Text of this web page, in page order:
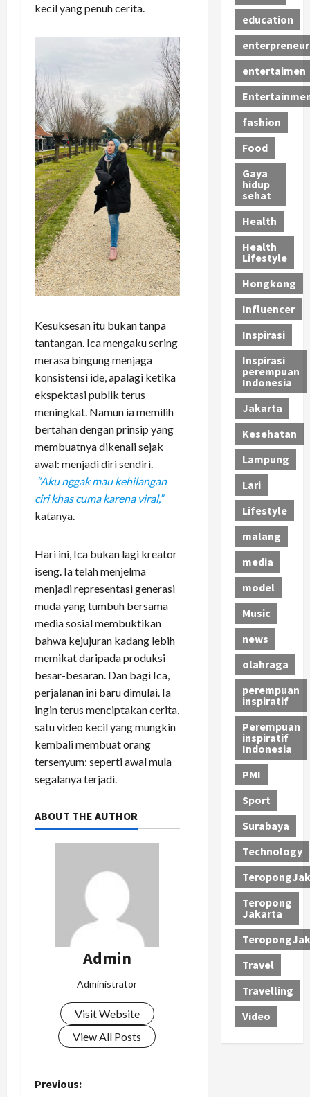
kecil yang penuh cerita.
Kesuksesan itu bukan tanpa
tantangan. Ica mengaku sering
merasa bingung menjaga
konsistensi ide, apalagi ketika
ekspektasi publik terus
meningkat. Namun ia memilih
bertahan dengan prinsip yang
membuatnya dikenali sejak
awal: menjadi diri sendiri.
“Aku nggak mau kehilangan
ciri khas cuma karena viral,”
katanya.
Hari ini, Ica bukan lagi kreator
iseng. Ia telah menjelma
menjadi representasi generasi
muda yang tumbuh bersama
media sosial membuktikan
bahwa kejujuran kadang lebih
memikat daripada produksi
besar-besaran. Dan bagi Ica,
perjalanan ini baru dimulai. Ia
ingin terus menciptakan cerita,
satu video kecil yang mungkin
kembali membuat orang
tersenyum: seperti awal mula
segalanya terjadi.
ABOUT THE AUTHOR
Admin
Administrator
Visit Website
View All Posts
P
Previous:
education
enterpreneur
entertaimen
fashion
Food
Gaya
hidup
sehat
Health
Health
Lifestyle
Hongkong
Influencer
Inspirasi
Inspirasi
perempuan
Indonesia
Jakarta
Kesehatan
Lampung
Lari
Lifestyle
malang
media
model
Music
news
olahraga
perempuan
inspiratif
Perempuan
inspiratif
Indonesia
PMI
Sport
Surabaya
Technology
Teropong
Jakarta
Travel
Travelling
Video